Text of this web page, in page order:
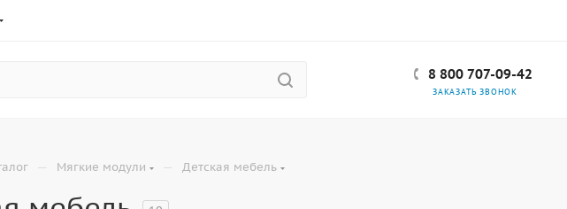
8 800 707-09-42
ЗАКАЗАТЬ ЗВОНОК
— Мягкие модули — Детская мебель